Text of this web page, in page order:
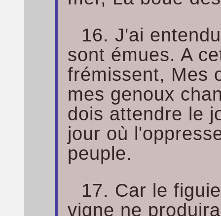
16. J'ai
sont émues. A
frémissent, Mes
mes genoux
dois attendre le
jour où
peuple.
17. Car le
vigne ne